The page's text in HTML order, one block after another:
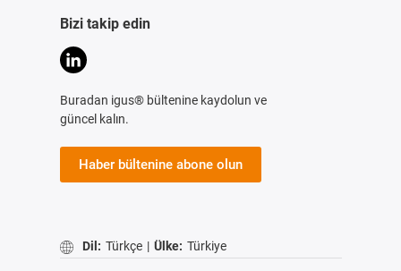
Bizi takip edin
Buradan igus® bültenine kaydolun ve
güncel kalın.
Haber bültenine abone olun
Dil: Türkçe | Ülke: Türkiye